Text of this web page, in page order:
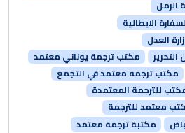
الايطالية
العدل
مكتب ترجمة يوناني معتمد
مكتب ترجمه معتمد في التجمع
للترجمة المعتمدة
معتمد للترجمة
مكتبة ترجمة معتمد